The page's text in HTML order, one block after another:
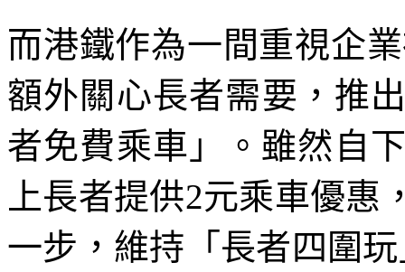
而港鐵作為一間重視企
額外關心長者需要，推
者免費乘車」。雖然自
上長者提供2元乘車優
一步，維持「長者四圍